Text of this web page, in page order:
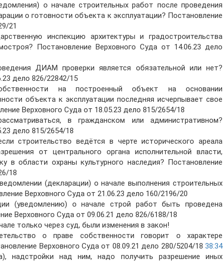
о начале строительных работ после проведения
о готовности объекта к эксплуатации? Постановление
21
инспекцию архитектуры и градостроительства
Постановление Верховного Суда от 14.06.23 дело
ДИАМ проверки является обязательной или нет?
дело 826/22842/15
на построенный объект на основании
объекта к эксплуатации последняя исчерпывает свое
Верховного Суда от 18.05.23 дело 815/2654/18
в гражданском или административном?
дело 815/2654/18
строительство ведётся в черте исторического ареала
от центрального органа исполнительной власти,
в области охраны культурного наследия? Постановление
18
(декларации) о начале выполнения строительных
Верховного Суда от 21.06.23 дело 160/2196/20
(уведомлению) о начале строй работ быть проведена
Верховного Суда от 09.06.21 дело 826/6188/18
только через суд, были изменения в закон!
о праве собственности говорит о характере
Верховного Суда от 08.09.21 дело 280/5204/18 38:34
надстройки над ним, надо получить разрешение иных